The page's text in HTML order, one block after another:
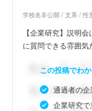
学校名非公開 / 文系 / 性
【企業研究】説明
に質問できる雰囲
この投稿でわ
通過者の
企業研究で